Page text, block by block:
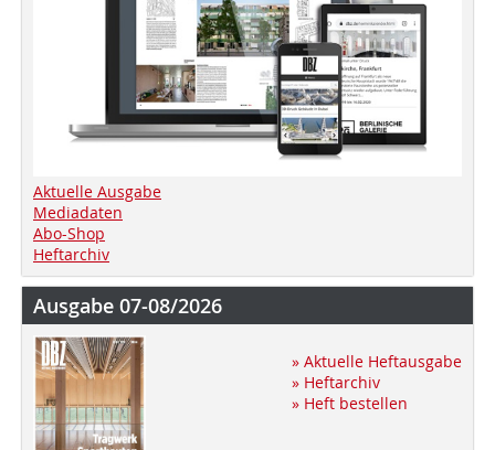
Aktuelle Ausgabe
Mediadaten
Abo-Shop
Heftarchiv
Ausgabe 07-08/2026
» Aktuelle Heftausgabe
» Heftarchiv
» Heft bestellen